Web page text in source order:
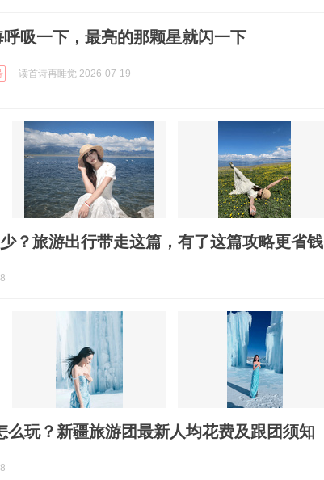
呼吸一下，最亮的那颗星就闪一下
读首诗再睡觉 2026-07-19
？旅游出行带走这篇，有了这篇攻略更省钱
么玩？新疆旅游团最新人均花费及跟团须知